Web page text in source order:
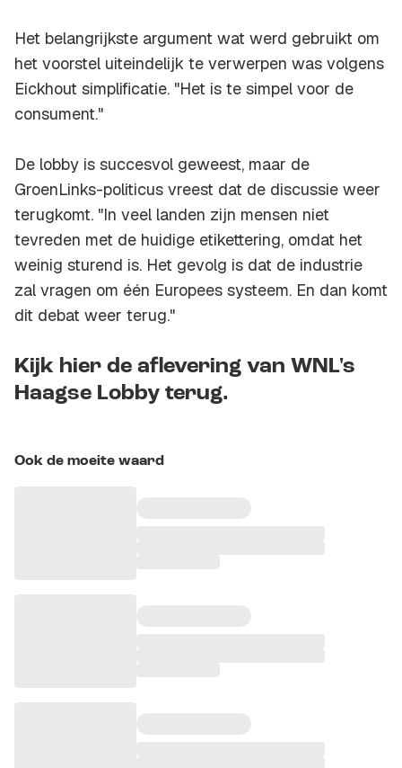
Het belangrijkste argument wat werd gebruikt om
het voorstel uiteindelijk te verwerpen was volgens
Eickhout simplificatie. "Het is te simpel voor de
consument."
De lobby is succesvol geweest, maar de
GroenLinks-politicus vreest dat de discussie weer
terugkomt. "In veel landen zijn mensen niet
tevreden met de huidige etikettering, omdat het
weinig sturend is. Het gevolg is dat de industrie
zal vragen om één Europees systeem. En dan komt
dit debat weer terug."
Kijk hier de aflevering van WNL's
Haagse Lobby terug.
Ook de moeite waard